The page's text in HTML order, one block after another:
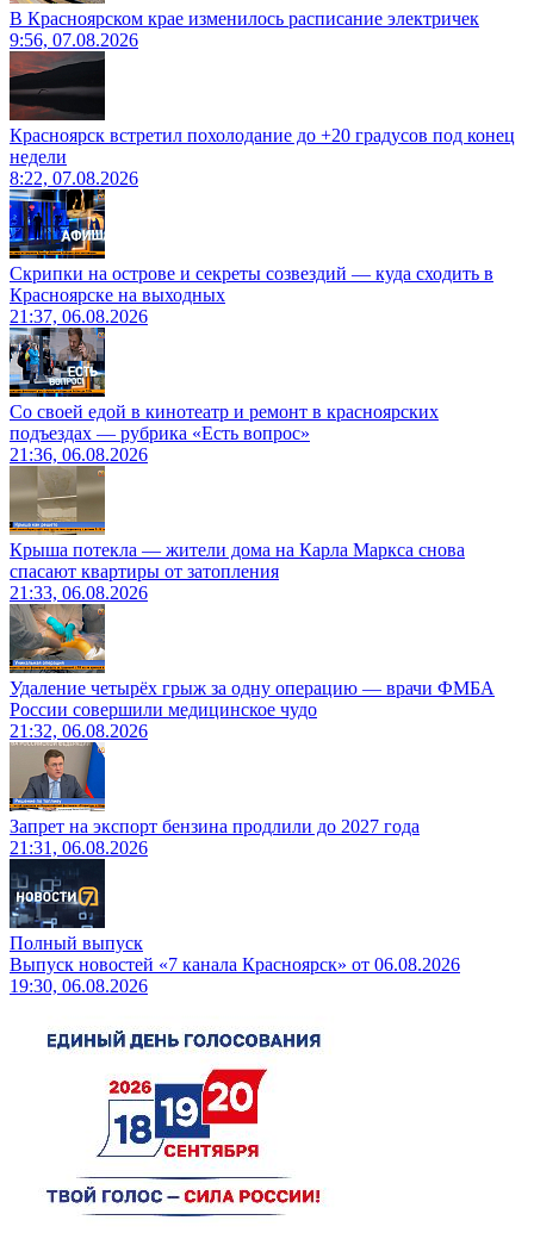
В Красноярском крае изменилось расписание электричек
9:56, 07.08.2026
Красноярск встретил похолодание до +20 градусов под конец
недели
8:22, 07.08.2026
Скрипки на острове и секреты созвездий — куда сходить в
Красноярске на выходных
21:37, 06.08.2026
Со своей едой в кинотеатр и ремонт в красноярских
подъездах — рубрика «Есть вопрос»
21:36, 06.08.2026
Крыша потекла — жители дома на Карла Маркса снова
спасают квартиры от затопления
21:33, 06.08.2026
Удаление четырёх грыж за одну операцию — врачи ФМБА
России совершили медицинское чудо
21:32, 06.08.2026
Запрет на экспорт бензина продлили до 2027 года
21:31, 06.08.2026
Полный выпуск
Выпуск новостей «7 канала Красноярск» от 06.08.2026
19:30, 06.08.2026